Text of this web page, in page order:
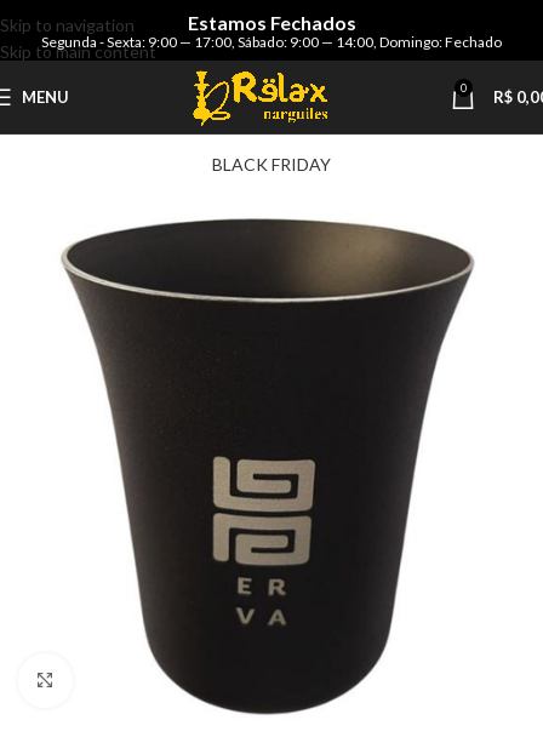
Skip to navigation
Skip to main content
Estamos Fechados
Segunda - Sexta: 9:00 — 17:00 Sábado: 9:00 — 14:00 Domingo: Fechado
MENU 0 R$
BLACK FRIDAY
Clique para ampliar